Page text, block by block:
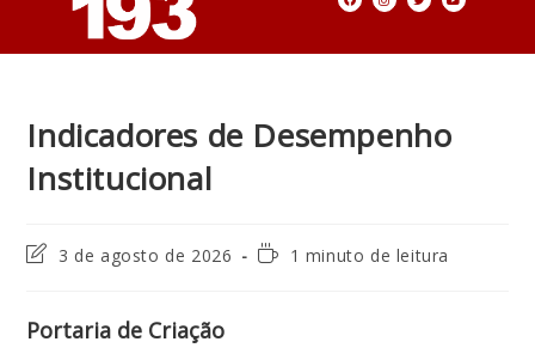
Indicadores de Desempenho
Institucional
3 de agosto de 2026 1 minuto de leitura
Portaria de Criação